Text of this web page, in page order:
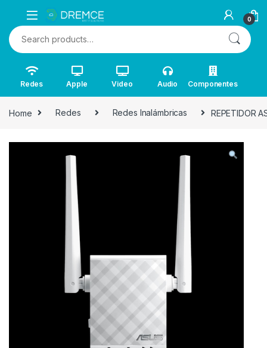
0
Search for:
Redes Apple Video Audio Componentes
Home Redes Redes Inalámbricas REPETIDOR